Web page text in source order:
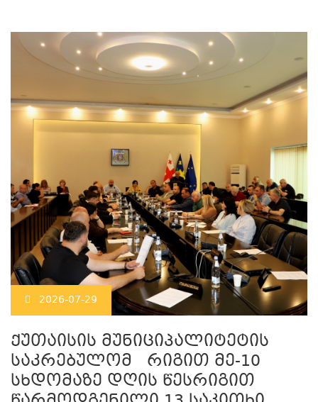
2026-07-29
ქუთაისის მუნიციპალიტეტის
საკრებულომ რიგით მე-10
სხდომაზე დღის წესრიგით